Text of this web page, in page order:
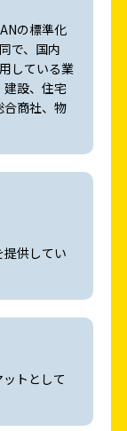
の標準化
で、国内
している業
建設、住宅
合商社、物
供してい
トとして